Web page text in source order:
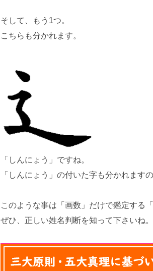
そして、もう1つ。
こちらも分かれます。
「しんにょう」ですね。
「しんにょう」の付いた字も分かれます
このような事は「画数」だけで鑑定する
ぜひ、正しい姓名判断を知って下さいね。